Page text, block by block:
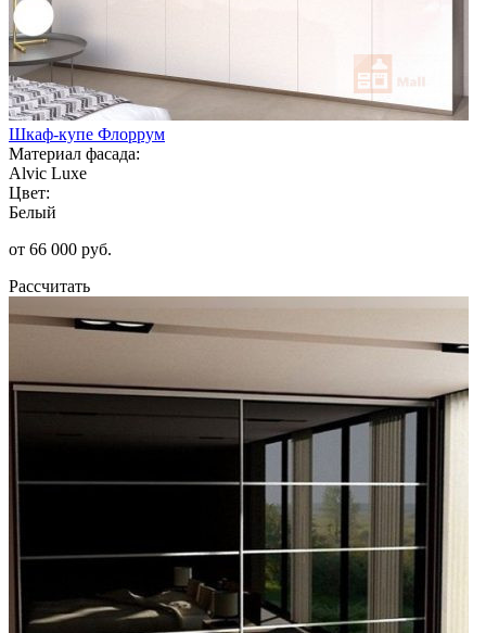
Шкаф-купе Флоррум
Материал фасада:
Alvic Luxe
Цвет:
Белый
от 66 000 руб.
Рассчитать